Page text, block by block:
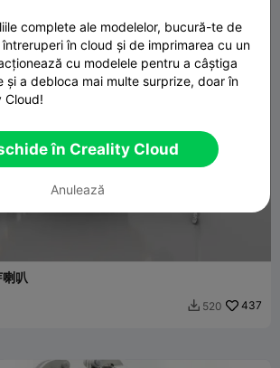
叭
 520 437
complete ale modelelor, bucură-te de
în cloud și de imprimarea cu un
cu modelele pentru a câștiga
și a debloca mai multe surprize, doar în
Cloud!
în Creality Cloud
Anulează